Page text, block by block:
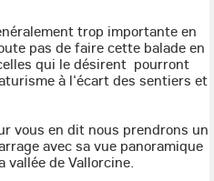
trop importante en
pas de faire cette balade en
qui le désirent pourront
à l'écart des sentiers et
vous en dit nous prendrons un
avec sa vue panoramique
de Vallorcine.